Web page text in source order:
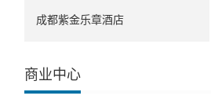
成都紫金乐章酒店
商业中心